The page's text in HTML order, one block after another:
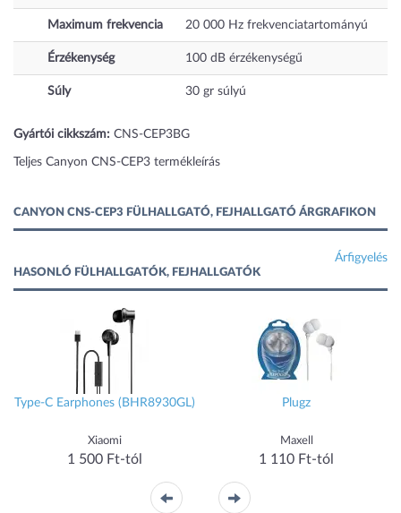
Maximum frekvencia 20 000 Hz frekvenciatartományú
Érzékenység 100 dB érzékenységű
Súly 30 gr súlyú
Gyártói cikkszám: CNS-CEP3BG
Teljes Canyon CNS-CEP3 termékleírás
CANYON CNS-CEP3 FÜLHALLGATÓ, FEJHALLGATÓ ÁRGRAFIKON
Árfigyelés
HASONLÓ FÜLHALLGATÓK, FEJHALLGATÓK
Type-C Earphones (BHR8930GL)
Xiaomi
1 500 Ft-tól
Plugz
Maxell
1 110 Ft-tól